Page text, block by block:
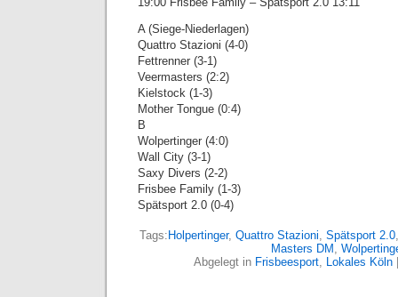
A (Siege-Niederlagen)
Quattro Stazioni (4-0)
Fettrenner (3-1)
Veermasters (2:2)
Kielstock (1-3)
Mother Tongue (0:4)
B
Wolpertinger (4:0)
Wall City (3-1)
Saxy Divers (2-2)
Frisbee Family (1-3)
Spätsport 2.0 (0-4)
Tags:Holpertinger, Quattro Stazioni Spätsport 2.0
Masters DM
Abgelegt in Frisbeesport Lokales Köln